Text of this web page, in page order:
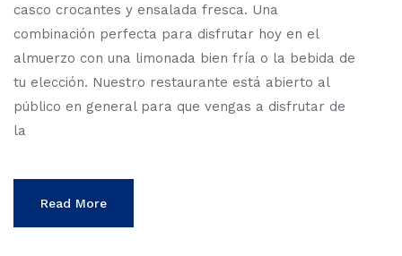
casco crocantes y ensalada fresca. Una
combinación perfecta para disfrutar hoy en el
almuerzo con una limonada bien fría o la bebida de
tu elección. Nuestro restaurante está abierto al
público en general para que vengas a disfrutar de
la
Read More